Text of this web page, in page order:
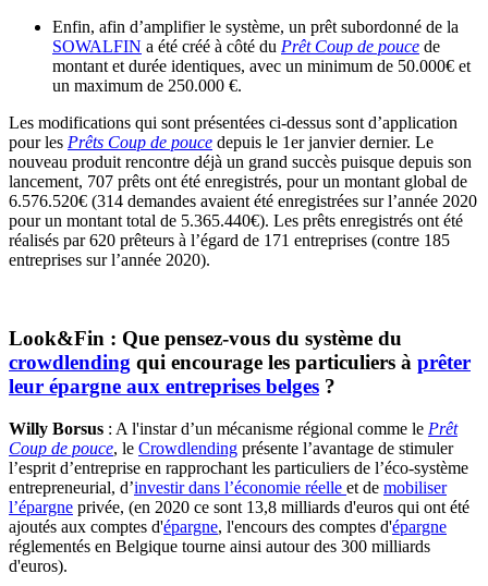
Enfin, afin d’amplifier le système, un prêt subordonné de la
SOWALFIN a été créé à côté du Prêt Coup de pouce de
montant et durée identiques, avec un minimum de 50.000€ et
un maximum de 250.000 €.
Les modifications qui sont présentées ci-dessus sont d’application
pour les Prêts Coup de pouce depuis le 1er janvier dernier. Le
nouveau produit rencontre déjà un grand succès puisque depuis son
lancement, 707 prêts ont été enregistrés, pour un montant global de
6.576.520€ (314 demandes avaient été enregistrées sur l’année 2020
pour un montant total de 5.365.440€). Les prêts enregistrés ont été
réalisés par 620 prêteurs à l’égard de 171 entreprises (contre 185
entreprises sur l’année 2020).
Look&Fin : Que pensez-vous du système du
crowdlending qui encourage les particuliers à prêter
leur épargne aux entreprises belges ?
Willy Borsus : A l'instar d’un mécanisme régional comme le Prêt
Coup de pouce, le Crowdlending présente l’avantage de stimuler
l’esprit d’entreprise en rapprochant les particuliers de l’éco-système
entrepreneurial, d’investir dans l’économie réelle et de mobiliser
l’épargne privée, (en 2020 ce sont 13,8 milliards d'euros qui ont été
ajoutés aux comptes d'épargne, l'encours des comptes d'épargne
réglementés en Belgique tourne ainsi autour des 300 milliards
d'euros).